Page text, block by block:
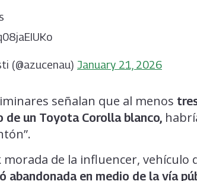
(@azucenau) January 21, 2026
señalan que al menos
de un Toyota Corolla blanco,
morada de la influencer, vehículo
abandonada en medio de la vía